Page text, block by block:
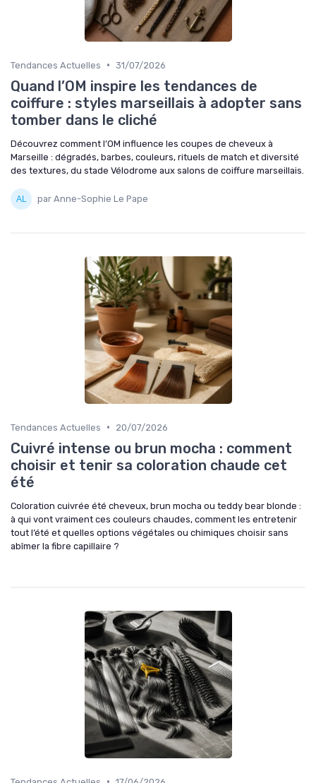
Tendances Actuelles • 31/07/2026
Quand l’OM inspire les tendances de
coiffure : styles marseillais à adopter sans
tomber dans le cliché
Découvrez comment l’OM influence les coupes de cheveux à
Marseille : dégradés, barbes, couleurs, rituels de match et diversité
des textures, du stade Vélodrome aux salons de coiffure marseillais.
par Anne-Sophie Le Pape
Tendances Actuelles • 20/07/2026
Cuivré intense ou brun mocha : comment
choisir et tenir sa coloration chaude cet
été
Coloration cuivrée été cheveux, brun mocha ou teddy bear blonde :
à qui vont vraiment ces couleurs chaudes, comment les entretenir
tout l’été et quelles options végétales ou chimiques choisir sans
abîmer la fibre capillaire ?